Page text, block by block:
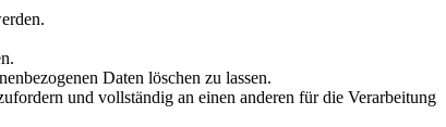
Daten löschen zu lassen.
und vollständig an einen anderen für die Verarbeitung